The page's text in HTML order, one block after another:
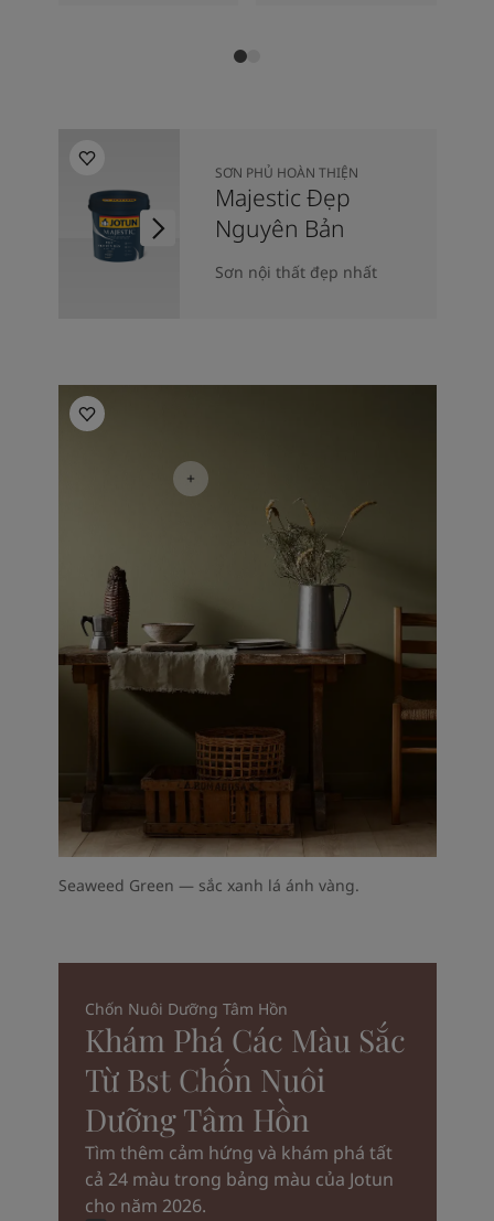
SƠN PHỦ HOÀN THIỆN
Majestic Đẹp
Nguyên Bản
Sơn nội thất đẹp nhất
Kitchen Inspiration
Seaweed Green — sắc xanh lá ánh vàng.
Khám Phá Các Màu Sắc
Từ Bst Chốn Nuôi
Dưỡng Tâm Hồn
Chốn Nuôi Dưỡng Tâm Hồn
Tìm thêm cảm hứng và khám phá tất
cả 24 màu trong bảng màu của Jotun
cho năm 2026.